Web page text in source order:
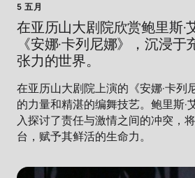
5 五月
在亚历山大剧院欣赏鲍里斯·
《安娜·卡列尼娜》，沉浸
张力的世界。
在亚历山大剧院上演的《安娜·卡列
的力量和精湛的编舞技艺。鲍里斯·
入探讨了责任与激情之间的冲突，
台，赋予其鲜活的生命力。